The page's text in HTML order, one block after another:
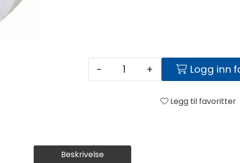
Beskrivelse
- + Logg inn
Legg til favoritter